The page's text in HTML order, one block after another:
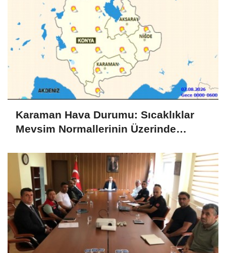
Karaman Hava Durumu: Sıcaklıklar
Mevsim Normallerinin Üzerinde